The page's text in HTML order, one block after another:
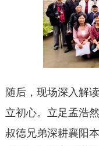
随后，现场深入解
立初心。立足孟浩
叔德兄弟深耕襄阳